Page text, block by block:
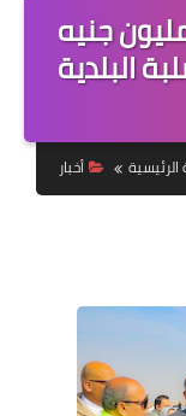
مالية قدرها ٢٨٨ مليون جنيه
البلدية
أخبار